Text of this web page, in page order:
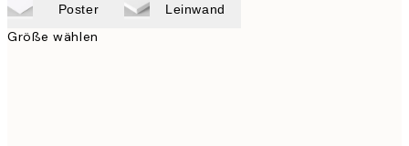
Poster Leinwand
Größe wählen